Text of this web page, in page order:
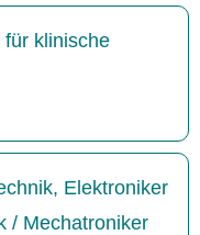
klinische
Elektroniker
/ Mechatroniker